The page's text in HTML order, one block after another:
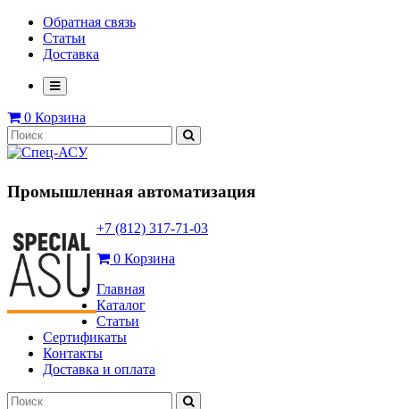
Обратная связь
Статьи
Доставка
0 Корзина
Промышленная автоматизация
+7 (812) 317-71-03
0 Корзина
Главная
Каталог
Статьи
Сертификаты
Контакты
Доставка и оплата